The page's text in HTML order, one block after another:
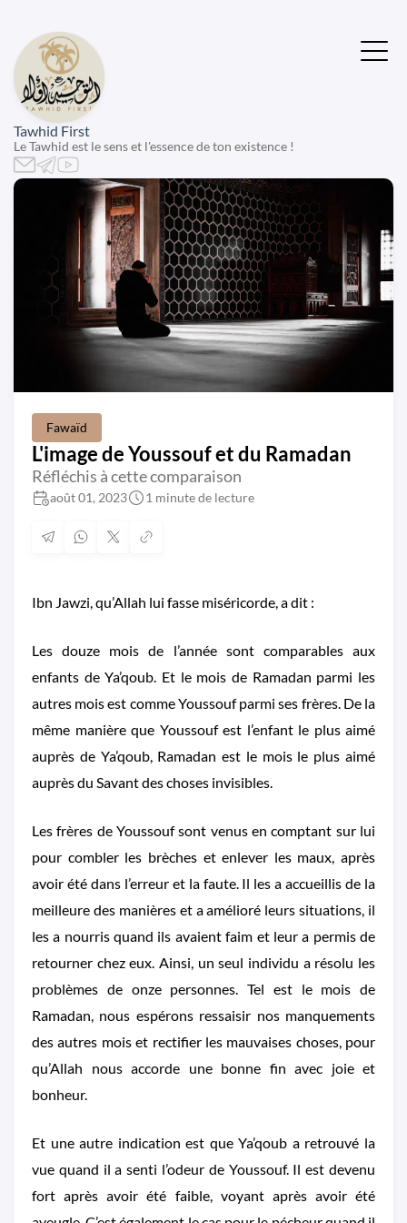
Tawhid First
Le Tawhid est le sens et l'essence de ton existence !
Fawaïd
L'image de Youssouf et du Ramadan
Réfléchis à cette comparaison
août 01, 2023 1 minute de lecture
Ibn Jawzi, qu’Allah lui fasse miséricorde, a dit :
Les douze mois de l’année sont comparables aux
enfants de Ya’qoub. Et le mois de Ramadan parmi les
autres mois est comme Youssouf parmi ses frères. De la
même manière que Youssouf est l’enfant le plus aimé
auprès de Ya’qoub, Ramadan est le mois le plus aimé
auprès du Savant des choses invisibles.
Les frères de Youssouf sont venus en comptant sur lui
pour combler les brèches et enlever les maux, après
avoir été dans l’erreur et la faute. Il les a accueillis de la
meilleure des manières et a amélioré leurs situations, il
les a nourris quand ils avaient faim et leur a permis de
retourner chez eux. Ainsi, un seul individu a résolu les
problèmes de onze personnes. Tel est le mois de
Ramadan, nous espérons ressaisir nos manquements
des autres mois et rectifier les mauvaises choses, pour
qu’Allah nous accorde une bonne fin avec joie et
bonheur.
Et une autre indication est que Ya’qoub a retrouvé la
vue quand il a senti l’odeur de Youssouf. Il est devenu
fort après avoir été faible, voyant après avoir été